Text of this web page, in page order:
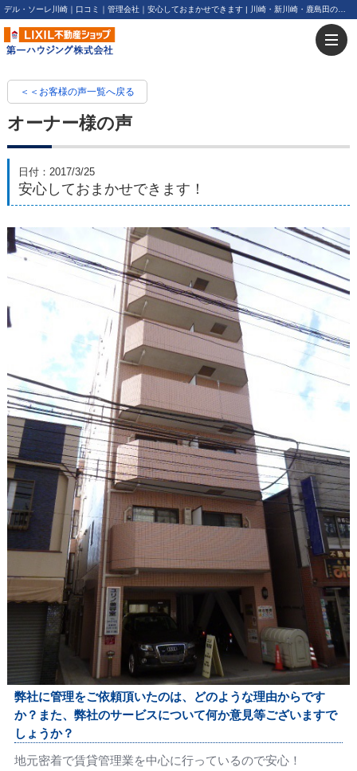
＜＜お客様の声一覧へ戻る
オーナー様の声
日付：2017/3/25
安心しておまかせできます！
弊社に管理をご依頼頂いたのは、どのような理由からです
か？また、弊社のサービスについて何か意見等ございますで
しょうか？
地元密着で賃貸管理業を中心に行っているので安心！